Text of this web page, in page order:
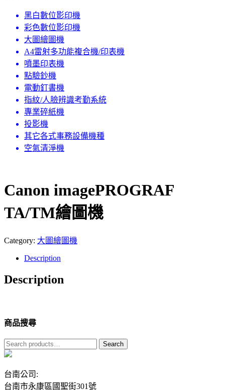
黑白數位影印機
彩色數位影印機
大圖繪圖機
A4雷射多功能複合機/印表機
噴墨印表機
點驗鈔機
電動釘書機
指紋/人臉辨識考勤系統
專業碎紙機
投影機
其它各式事務設備機種
空氣清淨機
Canon imagePROGRAF
TA/TM繪圖機
Category: 大圖繪圖機
Description
Description
商品搜尋
Search
for:
Search
台南公司:
台南市永康區國聖街301號